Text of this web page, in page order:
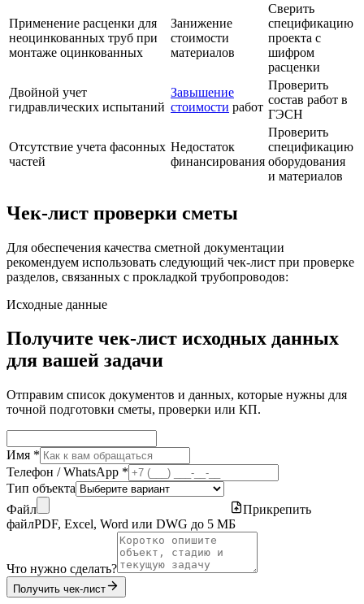
Применение расценки для
неоцинкованных труб при
монтаже оцинкованных
Занижение
стоимости
материалов
Сверить
спецификацию
проекта с
шифром
расценки
Двойной учет
гидравлических испытаний
Завышение
стоимости работ
Проверить
состав работ в
ГЭСН
Отсутствие учета фасонных
частей
Недостаток
финансирования
Проверить
спецификацию
оборудования
и материалов
Чек-лист проверки сметы
Для обеспечения качества сметной документации
рекомендуем использовать следующий чек-лист при проверке
разделов, связанных с прокладкой трубопроводов:
Исходные данные
Получите чек-лист исходных данных
для вашей задачи
Отправим список документов и данных, которые нужны для
точной подготовки сметы, проверки или КП.
Имя *
Телефон / WhatsApp *
Тип объекта
Файл
Прикрепить
файлPDF, Excel, Word или DWG до 5 МБ
Что нужно сделать?
Получить чек-лист